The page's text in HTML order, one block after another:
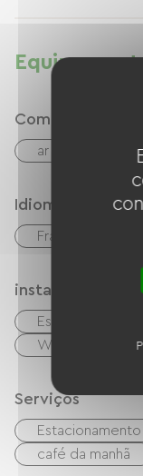
Comfort
ar condicionado
Idiomas
Francês
instalações
Escritório /
Wi-Fi grátis
Serviços
café da manhã